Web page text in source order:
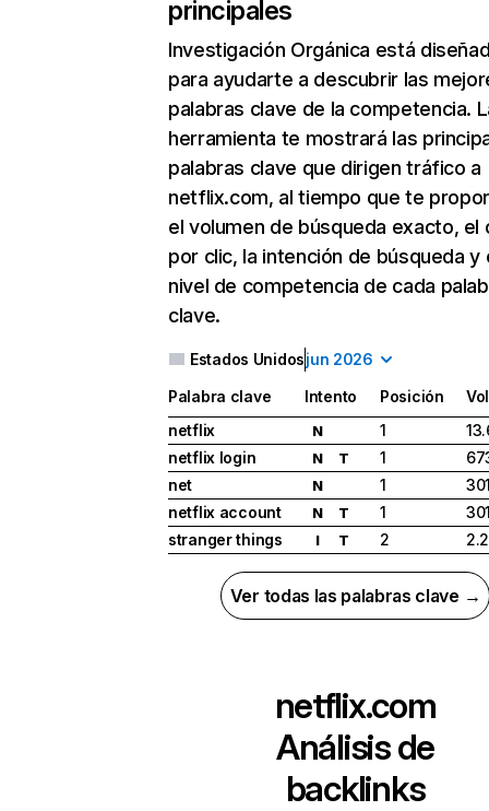
principales
Investigación Orgánica está
para ayudarte a descubrir las
palabras clave de la competencia.
herramienta te mostrará las
palabras clave que dirigen tráfico a
netflix.com, al tiempo que te
el volumen de búsqueda exacto, el
por clic, la intención de búsqueda y
nivel de competencia de cada
clave.
Estados Unidosjun 2026
Palabra clave Intento Posición
netflix
N 1
netflix login
N T 1
net
N 1
netflix account
N T 1
stranger things
I T 2
Ver todas las palabras clave →
netflix.com
Análisis de
backlinks